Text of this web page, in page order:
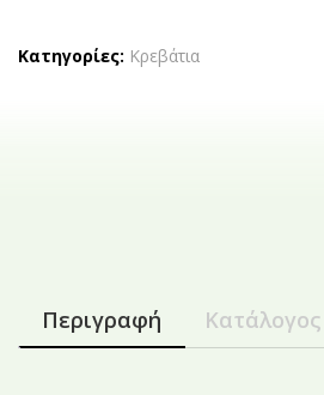
Κατηγορίες: Κρεβάτια
Περιγραφή Κατάλογος